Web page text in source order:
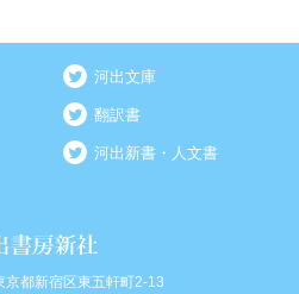
河出文庫
翻訳書
河出新書・人文書
都新宿区東五軒町2-13